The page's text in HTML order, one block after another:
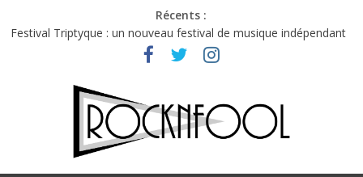
Récents :
Festival Triptyque : un nouveau festival de musique indépendant
Hellfest 2026 vendredi : température et émotions en hausse
Hellfest 2026 jeudi : impossible de choisir entre chaleur et bonne
Première édition du Midgard Festival : entre bière, métal et
Charlie Puth à l’Olympia : la leçon de pop du Professeur Puth